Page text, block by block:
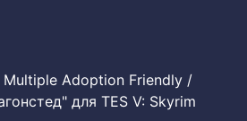
Adoption Friendly /
для TES V: Skyrim